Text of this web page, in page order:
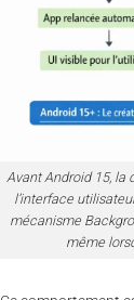
Avant Android 15, la
l’interface
mécanisme
même